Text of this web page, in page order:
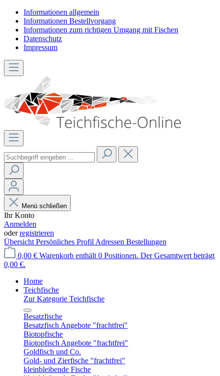
Informationen allgemein
Informationen Bestellvorgang
Informationen zum richtigen Umgang mit Fischen
Datenschutz
Impressum
Menü schließen
Ihr Konto
Anmelden
oderregistrieren
Übersicht Persönliches Profil Adressen Bestellungen
0,00 € Warenkorb enthält 0 Positionen. Der Gesamtwert beträgt
0,00 €.
Home
Teichfische
Zur Kategorie Teichfische
Besatzfische
Besatzfisch Angebote "frachtfrei"
Biotopfische
Biotopfisch Angebote "frachtfrei"
Goldfisch und Co.
Gold- und Zierfische "frachtfrei"
kleinbleibende Fische